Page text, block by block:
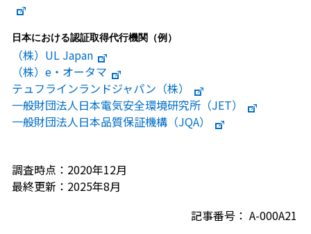
日本における認証取得代行機関（例）
（株）UL Japan
（株）e・オータマ
テュフラインランドジャパン（株）
一般財団法人日本電気安全環境研究所（JET）
一般財団法人日本品質保証機構（JQA）
調査時点：2020年12月
最終更新：2025年8月
記事番号： A-000A21